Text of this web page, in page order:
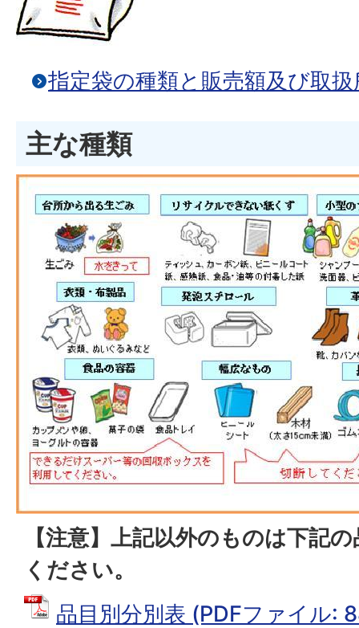
指定袋の種類と販売額及び取扱
主な種類
【注意】上記以外のものは下記
ください。
品目別分別表 (PDFファイル: